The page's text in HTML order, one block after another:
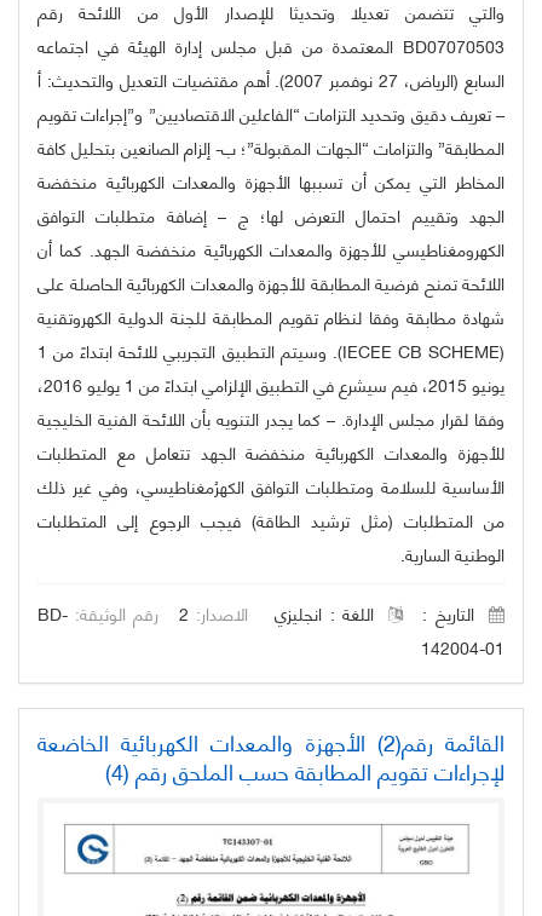
والتي تتضمن تعديلا وتحديثا للإصدار الأول من اللائحة رقم
BD07070503 المعتمدة من قبل مجلس إدارة الهيئة في اجتماعه
السابع (الرياض، 27 نوفمبر 2007). أهم مقتضيات التعديل والتحديث: أ
– تعريف دقيق وتحديد التزامات “الفاعلين الاقتصاديين” و”إجراءات تقويم
المطابقة” والتزامات “الجهات المقبولة”؛ ب- إلزام الصانعين بتحليل كافة
المخاطر التي يمكن أن تسببها الأجهزة والمعدات الكهربائية منخفضة
الجهد وتقييم احتمال التعرض لها؛ ج – إضافة متطلبات التوافق
الكهرومغناطيسي للأجهزة والمعدات الكهربائية منخفضة الجهد. كما أن
اللائحة تمنح فرضية المطابقة للأجهزة والمعدات الكهربائية الحاصلة على
شهادة مطابقة وفقا لنظام تقويم المطابقة للجنة الدولية الكهروتقنية
(IECEE CB SCHEME). وسيتم التطبيق التجريبي للائحة ابتداءً من 1
يونيو 2015، فيم سيشرع في التطبيق الإلزامي ابتداءً من 1 يوليو 2016،
وفقا لقرار مجلس الإدارة. – كما يجدر التنويه بأن اللائحة الفنية الخليجية
للأجهزة والمعدات الكهربائية منخفضة الجهد تتعامل مع المتطلبات
الأساسية للسلامة ومتطلبات التوافق الكهرُمغناطيسي، وفي غير ذلك
من المتطلبات (مثل ترشيد الطاقة) فيجب الرجوع إلى المتطلبات
الوطنية السارية.
التاريخ :
اللغة : انجليزي الاصدار: 2 رقم الوثيقة: BD-
142004-01
القائمة رقم(2) الأجهزة والمعدات الكهربائية الخاضعة
لإجراءات تقويم المطابقة حسب الملحق رقم (4)